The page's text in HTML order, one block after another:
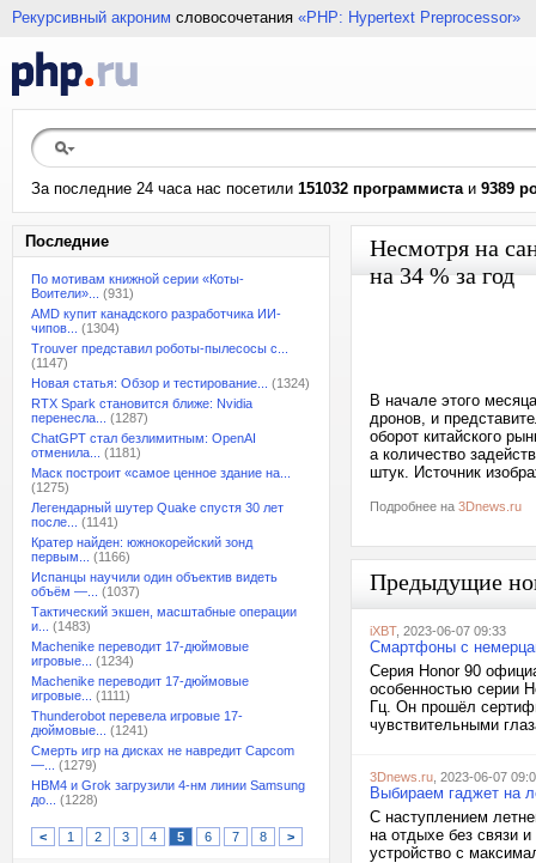
Рекурсивный акроним словосочетания «PHP: Hypertext Preprocessor»
За последние 24 часа нас посетили 151032 программистаи 9389
Последние
По мотивам книжной серии «Коты-
Воители»...
(931)
AMD купит канадского разработчика ИИ-
чипов...
(1304)
Trouver представил роботы-пылесосы с...
(1147)
Новая статья: Обзор и тестирование...
(1324)
RTX Spark становится ближе: Nvidia
перенесла...
(1287)
ChatGPT стал безлимитным: OpenAI
отменила...
(1181)
Маск построит «самое ценное здание на...
(1275)
Легендарный шутер Quake спустя 30 лет
после...
(1141)
Кратер найден: южнокорейский зонд
первым...
(1166)
Испанцы научили один объектив видеть
объём —...
(1037)
Тактический экшен, масштабные операции
и...
(1483)
Machenike переводит 17-дюймовые
игровые...
(1234)
Machenike переводит 17-дюймовые
игровые...
(1111)
Thunderobot перевела игровые 17-
дюймовые...
(1241)
Смерть игр на дисках не навредит Capcom
—...
(1279)
HBM4 и Grok загрузили 4-нм линии Samsung
до...
(1228)
< 1 2 3 4 5 6 7 8 >
Несмотря на
на 34 % за год
В начале этого
дронов, и
оборот китайского
а количество
штук. Источник
Подробнее на 3Dnews.ru
Предыдущие
iXBT, 2023-06-07 09:33
Смартфоны с
Серия Honor 90
особенностью серии
Гц. Он прошёл
чувствительными
3Dnews.ru , 2023-06-07
Выбираем гаджет на
С наступлением
на отдыхе без связи
устройство с